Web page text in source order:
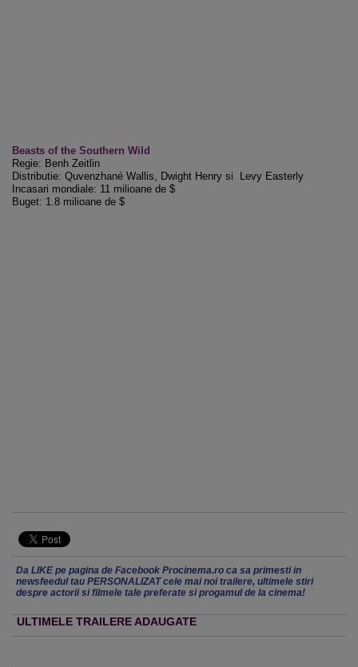
Beasts of the Southern Wild
Regie: Benh Zeitlin
Distributie: Quvenzhané Wallis, Dwight Henry si Levy Easterly
Incasari mondiale: 11 milioane de $
Buget: 1.8 milioane de $
Da LIKE pe pagina de Facebook Procinema.ro ca sa primesti in
newsfeedul tau PERSONALIZAT cele mai noi trailere, ultimele stiri
despre actorii si filmele tale preferate si progamul de la cinema!
ULTIMELE TRAILERE ADAUGATE